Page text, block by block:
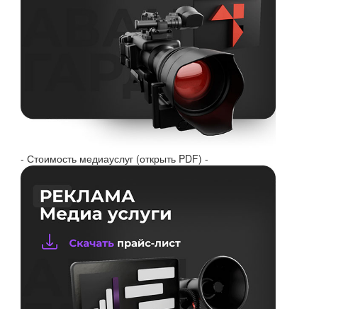
- Стоимость медиауслуг (открыть PDF) -